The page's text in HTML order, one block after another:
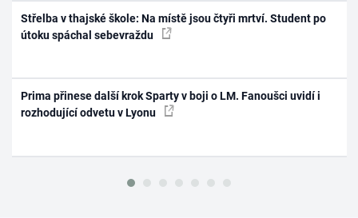
Střelba v thajské škole: Na místě jsou čtyři mrtví. Student po
útoku spáchal sebevraždu
Prima přinese další krok Sparty v boji o LM. Fanoušci uvidí i
rozhodující odvetu v Lyonu